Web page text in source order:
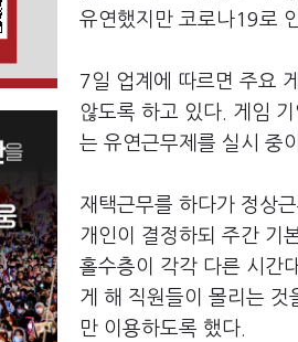
유연했지만 코로나19로
7일 업계에 따르면 주요
않도록 하고 있다. 게임
는 유연근무제를 실시 중
재택근무를 하다가 정상
개인이 결정하되 주간 기
홀수층이 각각 다른 시간
게 해 직원들이 몰리는
만 이용하도록 했다.